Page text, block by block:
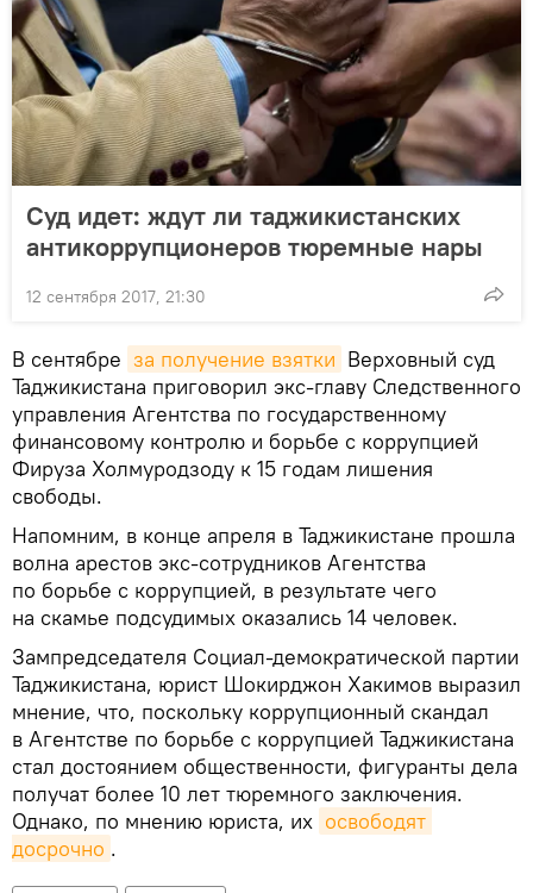
Суд идет: ждут ли таджикистанских
антикоррупционеров тюремные нары
12 сентября 2017, 21:30
В сентябре за получение взятки Верховный суд
Таджикистана приговорил экс-главу Следственного
управления Агентства по государственному
финансовому контролю и борьбе с коррупцией
Фируза Холмуродзоду к 15 годам лишения
свободы.
Напомним, в конце апреля в Таджикистане прошла
волна арестов экс-сотрудников Агентства
по борьбе с коррупцией, в результате чего
на скамье подсудимых оказались 14 человек.
Зампредседателя Социал-демократической партии
Таджикистана, юрист Шокирджон Хакимов выразил
мнение, что, поскольку коррупционный скандал
в Агентстве по борьбе с коррупцией Таджикистана
стал достоянием общественности, фигуранты дела
получат более 10 лет тюремного заключения.
Однако, по мнению юриста, их освободят
досрочно .